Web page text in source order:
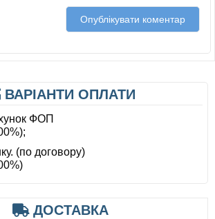
ВАРІАНТИ ОПЛАТИ
ФОП
(по договору)
ДОСТАВКА